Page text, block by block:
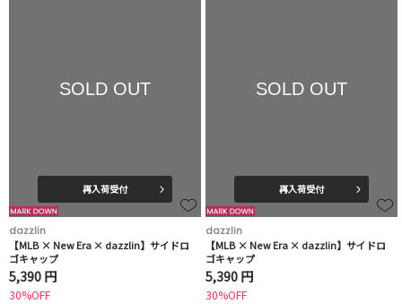
SOLD OUT
再入荷受付
dazzlin
【MLB × New Era × dazzlin】サイドロ
ゴキャップ
5,390 円
30%OFF
SOLD OUT
再入荷受付
dazzlin
【MLB × New Era × dazzlin】サイドロ
ゴキャップ
5,390 円
30%OFF